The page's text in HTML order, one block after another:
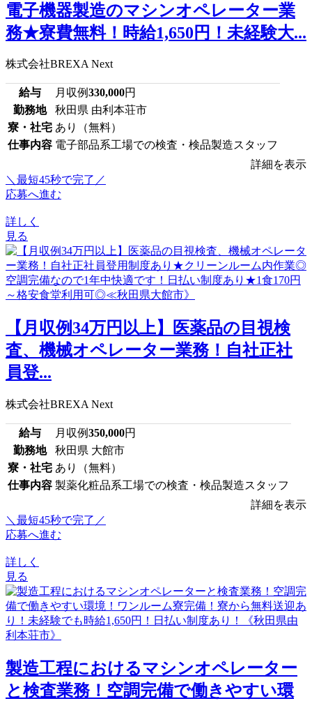
電子機器製造のマシンオペレーター業
務★寮費無料！時給1,650円！未経験大...
株式会社BREXA Next
給与 月収例330,000円
勤務地
秋田県 由利本荘市
寮・社宅 あり（無料）
仕事内容 電子部品系工場での検査・検品製造スタッフ
詳細を表示
＼最短45秒で完了／
応募へ進む
詳しく
見る
【月収例34万円以上】医薬品の目視検
査、機械オペレーター業務！自社正社
員登...
株式会社BREXA Next
給与 月収例350,000円
勤務地
秋田県 大館市
寮・社宅 あり（無料）
仕事内容 製薬化粧品系工場での検査・検品製造スタッフ
詳細を表示
＼最短45秒で完了／
応募へ進む
詳しく
見る
製造工程におけるマシンオペレーター
と検査業務！空調完備で働きやすい環